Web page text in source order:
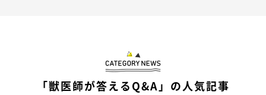
「獣医師が答えるQ&A」の人気記事